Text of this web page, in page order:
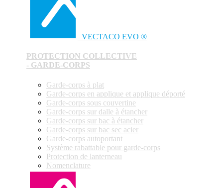
VECTACO EVO ®
PROTECTION COLLECTIVE
- GARDE-CORPS
Garde-corps à plat
Garde-corps en applique et applique déporté
Garde-corps sous couvertine
Garde-corps sur dalle à étancher
Garde-corps sur bac à étancher
Garde-corps sur bac sec acier
Garde-corps autoportant
Système rabattable pour garde-corps
Protection de lanterneau
Nomenclature